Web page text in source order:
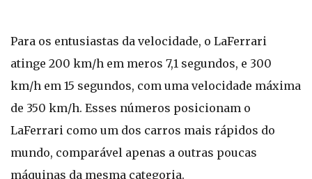
Para os entusiastas da velocidade, o LaFerrari
atinge 200 km/h em meros 7,1 segundos, e 300
km/h em 15 segundos, com uma velocidade máxima
de 350 km/h. Esses números posicionam o
LaFerrari como um dos carros mais rápidos do
mundo, comparável apenas a outras poucas
máquinas da mesma categoria.